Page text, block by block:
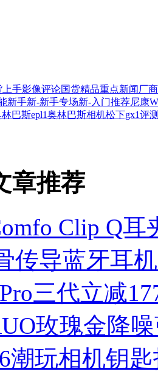
上手影像评论国货精品重点新闻 厂
新手新-新手专场新-入门推荐尼康
巴斯epl1奥林巴斯相机松下gx1评
章推荐
Clip Q耳
传导蓝牙耳
三代立减
玫瑰金降
潮玩相机钥